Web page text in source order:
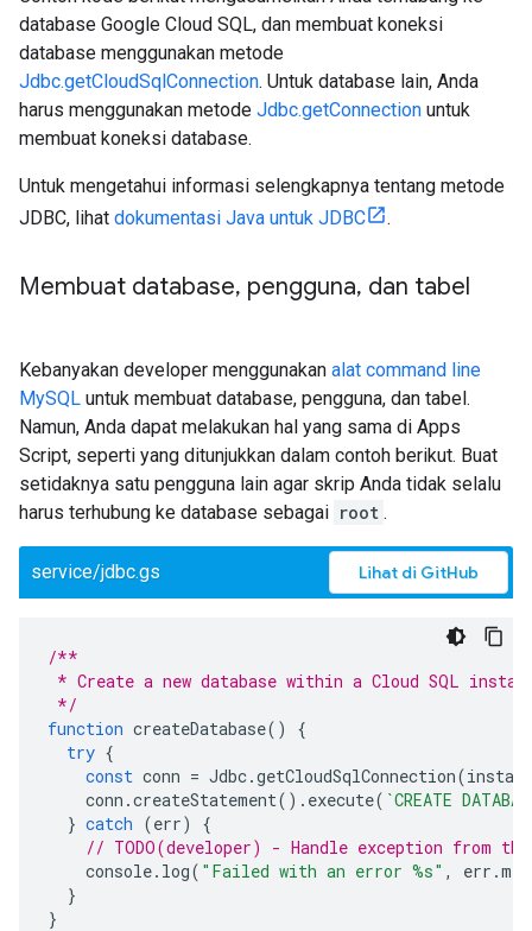
database Google Cloud SQL, dan membuat koneksi
database menggunakan metode
Jdbc.getCloudSqlConnection. Untuk database lain, Anda
harus menggunakan metode Jdbc.getConnection untuk
membuat koneksi database.
Untuk mengetahui informasi selengkapnya tentang metode
JDBC, lihat dokumentasi Java untuk JDBC .
Membuat database, pengguna, dan tabel
Kebanyakan developer menggunakan alat command line
MySQL untuk membuat database, pengguna, dan tabel.
Namun, Anda dapat melakukan hal yang sama di Apps
Script, seperti yang ditunjukkan dalam contoh berikut. Buat
setidaknya satu pengguna lain agar skrip Anda tidak selalu
harus terhubung ke database sebagai root .
service/jdbc.gs Lihat di GitHub
/**
* Create a new database within a Cloud SQL
*/
function createDatabase()
{
try {
const conn = Jdbc.getCloudSqlConnection(
conn .createStatement(). execute( `CREATE
} catch (err)
{
// TODO(developer) - Handle exception from
console. log( "Failed with an error %s" , err .
}
}